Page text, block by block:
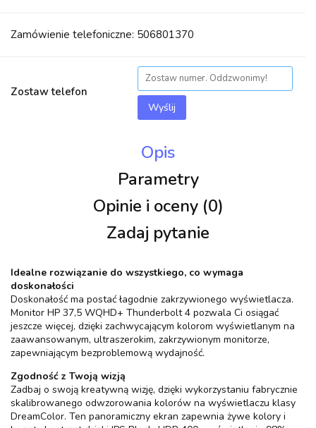
Zamówienie telefoniczne: 506801370
Zostaw telefon
Wyślij
Opis
Parametry
Opinie i oceny (0)
Zadaj pytanie
Idealne rozwiązanie do wszystkiego, co wymaga
doskonałości
Doskonałość ma postać łagodnie zakrzywionego wyświetlacza.
Monitor HP 37,5 WQHD+ Thunderbolt 4 pozwala Ci osiągać
jeszcze więcej, dzięki zachwycającym kolorom wyświetlanym na
zaawansowanym, ultraszerokim, zakrzywionym monitorze,
zapewniającym bezproblemową wydajność.
Zgodność z Twoją wizją
Zadbaj o swoją kreatywną wizję, dzięki wykorzystaniu fabrycznie
skalibrowanego odwzorowania kolorów na wyświetlaczu klasy
DreamColor. Ten panoramiczny ekran zapewnia żywe kolory i